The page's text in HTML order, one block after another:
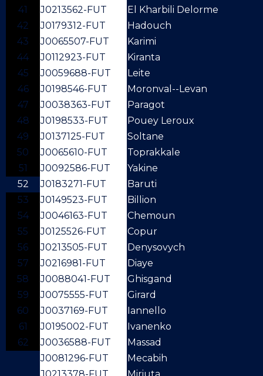
41
J0213562-FUT
El Kharbili Delorme
42
J0179312-FUT
Hadouch
43
J0065507-FUT
Karimi
44
J0112923-FUT
Kiranta
45
J0059688-FUT
Leite
46
J0198546-FUT
Moronval--Levan
47
J0038363-FUT
Paragot
48
J0198533-FUT
Pouey Leroux
49
J0137125-FUT
Soltane
50
J0065610-FUT
Toprakkale
51
J0092586-FUT
Yakine
52
J0183271-FUT
Baruti
53
J0149523-FUT
Billion
54
J0046163-FUT
Chemoun
55
J0125526-FUT
Copur
56
J0213505-FUT
Denysovych
57
J0216981-FUT
Diaye
58
J0088041-FUT
Ghisgand
59
J0075555-FUT
Girard
60
J0037169-FUT
Iannello
61
J0195002-FUT
Ivanenko
62
J0036588-FUT
Massad
J0081296-FUT
Mecabih